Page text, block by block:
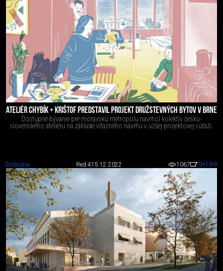
ATELIÉR CHYBÍK + KRIŠTOF PREDSTAVIL PROJEKT DRUŽSTEVNÝCH BYTOV V BRNE
Dostupné bývanie pre moravskú metropolu navrhol kolektív česko-
slovenského ateliéru na základe víťazného návrhu v užšej projektovej súťaži.
Diskusia Red 415.12.2022 1067 0+13-9